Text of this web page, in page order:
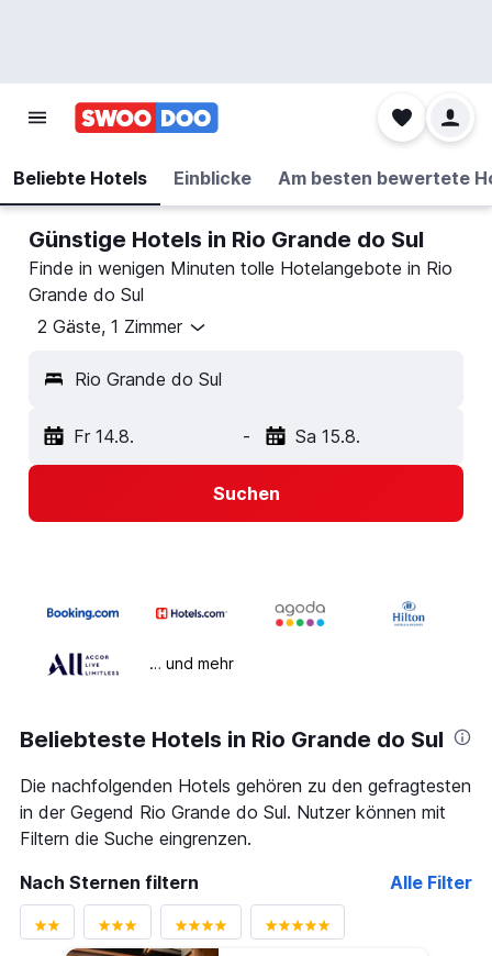
Beliebte Hotels Einblicke Am besten bewertete
Günstige Hotels in Rio Grande do Sul
Finde in wenigen Minuten tolle Hotelangebote in Rio
Grande do Sul
2 Gäste, 1 Zimmer
Rio Grande do Sul
Fr 14.8. - Sa 15.8.
Suchen
… und mehr
Beliebteste Hotels in Rio Grande do Sul
Die nachfolgenden Hotels gehören zu den gefragtesten
in der Gegend Rio Grande do Sul. Nutzer können mit
Filtern die Suche eingrenzen.
Nach Sternen filtern
Alle Filter